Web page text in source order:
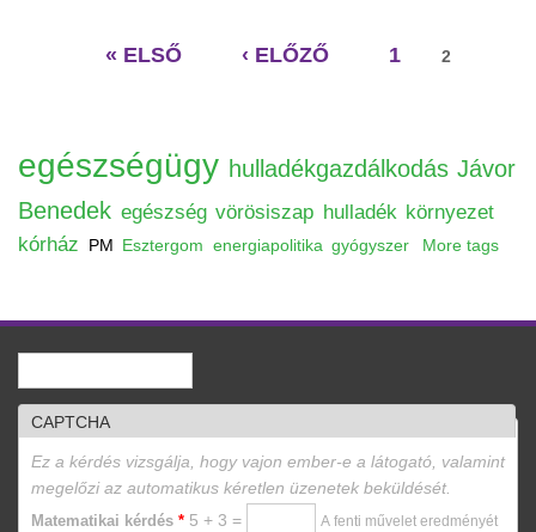
« ELSŐ ‹ ELŐZŐ 1 2
egészségügy hulladékgazdálkodás Jávor
Benedek egészség vörösiszap hulladék környezet
kórház
PM Esztergom energiapolitika gyógyszer More tags
CAPTCHA
Ez a kérdés vizsgálja, hogy vajon ember-e a látogató, valamint
megelőzi az automatikus kéretlen üzenetek beküldését.
Matematikai kérdés * 5 + 3 = A fenti művelet eredményét